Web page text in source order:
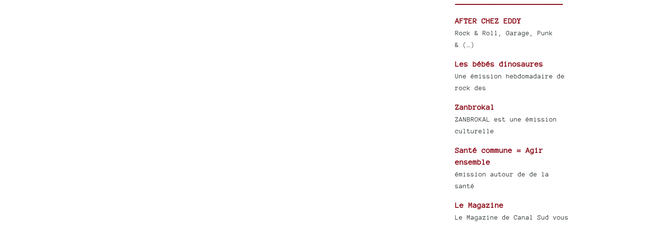
AFTER CHEZ EDDY
Rock & Roll, Garage, Punk
& (…)
Les bébés dinosaures
Une émission hebdomadaire de
rock des
Zanbrokal
ZANBROKAL est une émission
culturelle
Santé commune = Agir
ensemble
émission autour de de la
santé
Le Magazine
Le Magazine de Canal Sud vous